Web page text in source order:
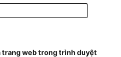
trang web trong trình duyệt